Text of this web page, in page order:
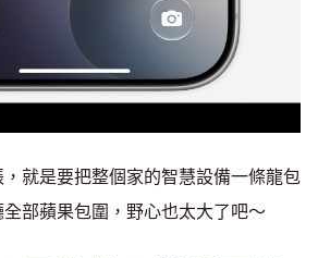
就是要把整個家的智慧設備一條龍包
部蘋果包圍，野心也太大了吧～